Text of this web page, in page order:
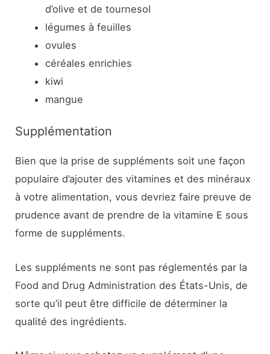
d’olive et de tournesol
légumes à feuilles
ovules
céréales enrichies
kiwi
mangue
Supplémentation
Bien que la prise de suppléments soit une façon
populaire d’ajouter des vitamines et des minéraux
à votre alimentation, vous devriez faire preuve de
prudence avant de prendre de la vitamine E sous
forme de suppléments.
Les suppléments ne sont pas réglementés par la
Food and Drug Administration des États-Unis, de
sorte qu’il peut être difficile de déterminer la
qualité des ingrédients.